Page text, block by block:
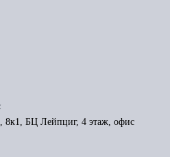
8к1, БЦ Лейпциг, 4 этаж, офис